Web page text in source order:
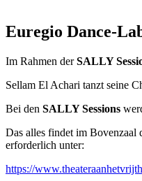
Euregio Dance-
Im Rahmen derSALLY
Sellam El Achari tanzt seine
Bei den SALLY Sessions
Das alles findet im Bovenzaal
erforderlich unter:
https://